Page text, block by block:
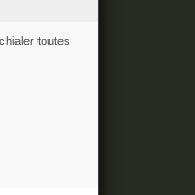
toutes